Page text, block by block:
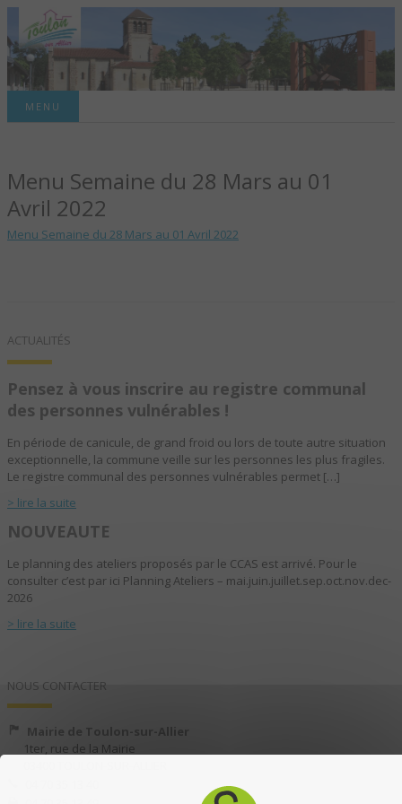
TOULON-SUR-
ALLIER – SITE
OFFICIEL DE LA
MENU
Menu Semaine du 28 Mars au 01
Avril 2022
Menu Semaine du 28 Mars au 01 Avril 2022
ACTUALITÉS
Pensez à vous inscrire au registre communal
des personnes vulnérables !
En période de canicule, de grand froid ou lors de toute autre situation
exceptionnelle, la commune veille sur les personnes les plus fragiles.
Le registre communal des personnes vulnérables permet […]
> lire la suite
NOUVEAUTE
Le planning des ateliers proposés par le CCAS est arrivé. Pour le
consulter c’est par ici Planning Ateliers – mai.juin.juillet.sep.oct.nov.dec-
2026
> lire la suite
NOUS CONTACTER
Mairie de Toulon-sur-Allier
1ter, rue de la Mairie